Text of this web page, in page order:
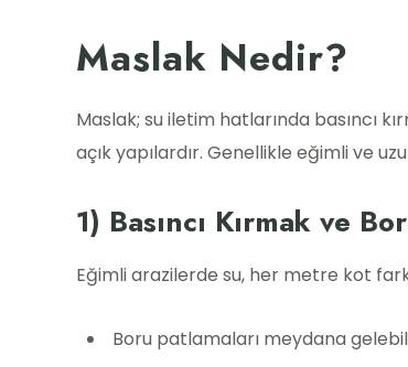
Maslak Nedir?
Maslak; su iletim hatlarında basıncı
açık yapılardır. Genellikle eğimli ve
1) Basıncı Kırmak ve
Eğimli arazilerde su, her metre kot
Boru patlamaları meydana